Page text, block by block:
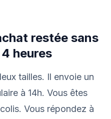
restée sans
heures
tailles. Il envoie un
à 14h. Vous êtes
Vous répondez à